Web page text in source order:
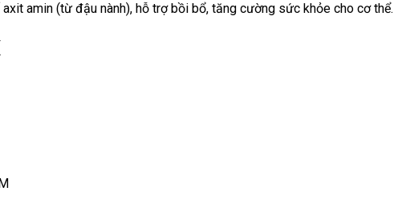
amin (từ đậu nành), hỗ trợ bồi bổ, tăng cường sức khỏe cho cơ thể.